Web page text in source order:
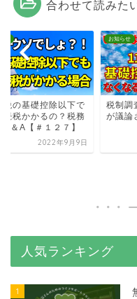
合わせて読みた
税の基礎控除以下で
続税かかるの？税務
Q＆A【＃１２７】
2022年9月9日
お知らせ
税制調
が議論
人気ランキング
1